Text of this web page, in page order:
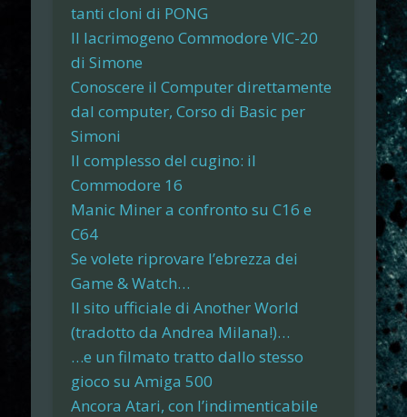
tanti cloni di PONG
Il lacrimogeno Commodore VIC-20
di Simone
Conoscere il Computer direttamente
dal computer, Corso di Basic per
Simoni
Il complesso del cugino: il
Commodore 16
Manic Miner a confronto su C16 e
C64
Se volete riprovare l’ebrezza dei
Game & Watch…
Il sito ufficiale di Another World
(tradotto da Andrea Milana!)…
…e un filmato tratto dallo stesso
gioco su Amiga 500
Ancora Atari, con l’indimenticabile